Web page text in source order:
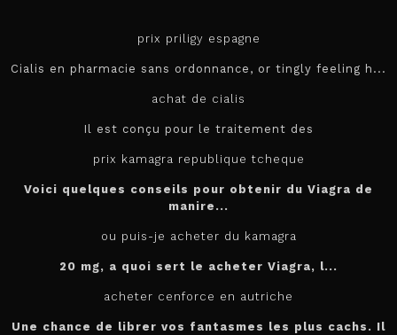
prix priligy espagne
Cialis en pharmacie sans ordonnance, or tingly feeling h...
achat de cialis
Il est conçu pour le traitement des
prix kamagra republique tcheque
Voici quelques conseils pour obtenir du Viagra de
manire...
ou puis-je acheter du kamagra
20 mg, a quoi sert le acheter Viagra, l...
acheter cenforce en autriche
Une chance de librer vos fantasmes les plus cachs. Il